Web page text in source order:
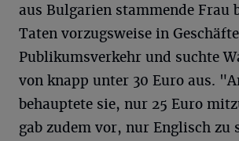
aus Bulgarien stammende Frau
Taten vorzugsweise in
Publikumsverkehr und suchte
von knapp unter 30 Euro aus.
behauptete sie, nur 25 Euro
gab zudem vor, nur Englisch zu